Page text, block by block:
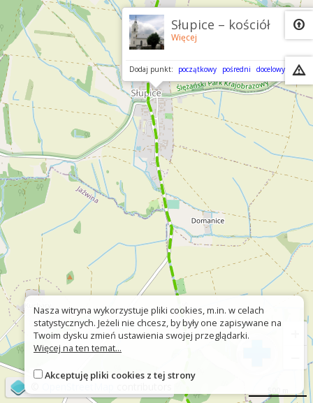
Słupice – kościół
Więcej
Dodaj punkt: początkowy pośredni docelowy
Nasza witryna wykorzystuje pliki cookies, m.in. w celach
statystycznych. Jeżeli nie chcesz, by były one zapisywane na
Twoim dysku zmień ustawienia swojej przeglądarki.
Więcej na ten temat...
Akceptuję pliki cookies z tej strony